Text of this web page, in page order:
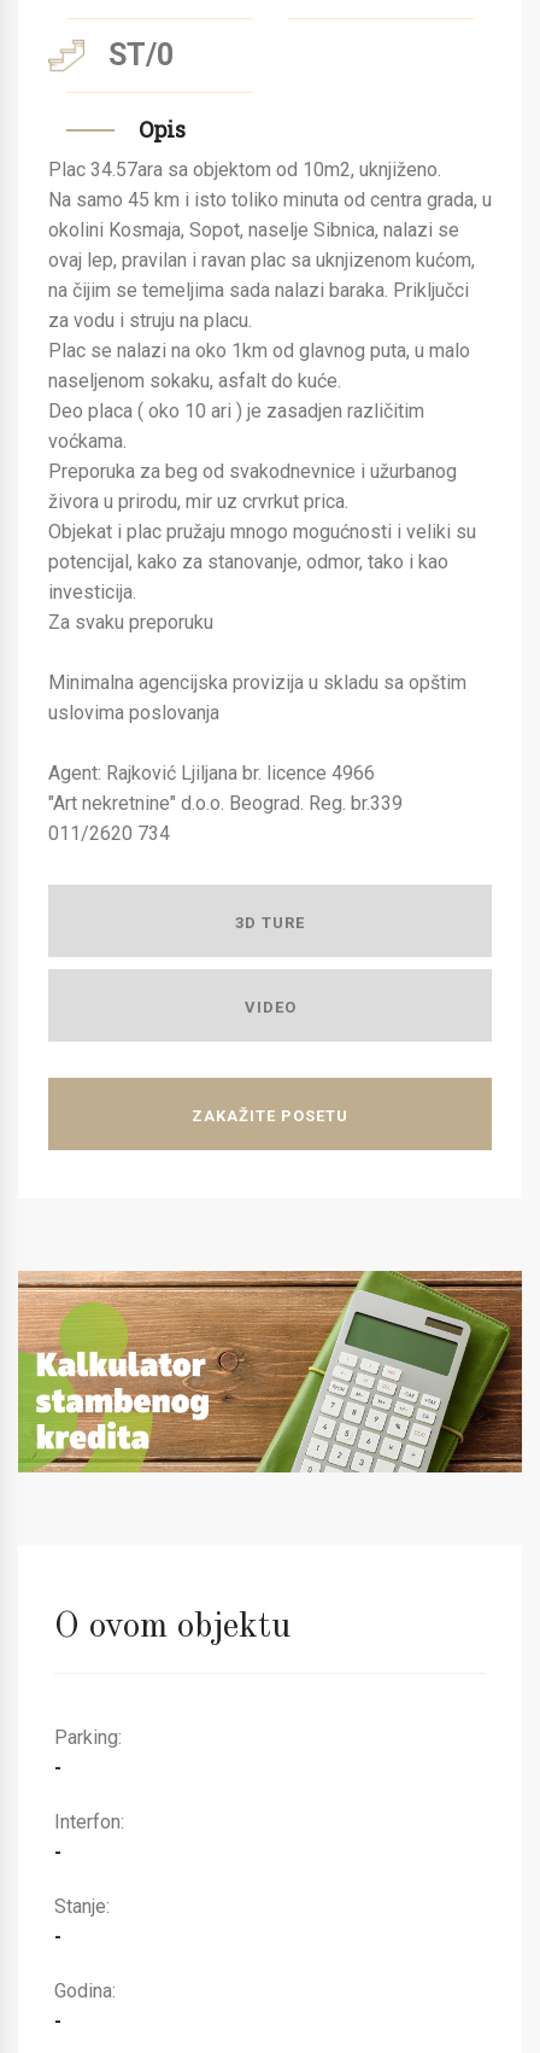
ST/0
Opis
Plac 34.57ara sa objektom od 10m2, uknjiženo.
Na samo 45 km i isto toliko minuta od centra grada, u
okolini Kosmaja, Sopot, naselje Sibnica, nalazi se
ovaj lep, pravilan i ravan plac sa uknjizenom kućom,
na čijim se temeljima sada nalazi baraka. Priključci
za vodu i struju na placu.
Plac se nalazi na oko 1km od glavnog puta, u malo
naseljenom sokaku, asfalt do kuće.
Deo placa ( oko 10 ari ) je zasadjen različitim
voćkama.
Preporuka za beg od svakodnevnice i užurbanog
živora u prirodu, mir uz crvrkut prica.
Objekat i plac pružaju mnogo mogućnosti i veliki su
potencijal, kako za stanovanje, odmor, tako i kao
investicija.
Za svaku preporuku
Minimalna agencijska provizija u skladu sa opštim
uslovima poslovanja
Agent: Rajković Ljiljana br. licence 4966
"Art nekretnine" d.o.o. Beograd. Reg. br.339
011/2620 734
3D TURE
VIDEO
ZAKAŽITE POSETU
O ovom objektu
Parking:
-
Interfon:
-
Stanje:
-
Godina:
-